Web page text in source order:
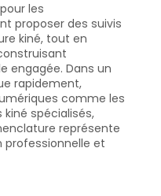
les
proposer des suivis
kiné, tout en
engagée. Dans un
rapidement,
comme les
spécialisés,
représente
professionnelle et